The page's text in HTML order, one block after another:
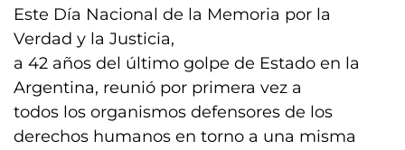
Este Día Nacional de la Memoria por la
Verdad y la Justicia,
a 42 años del último golpe de Estado en la
Argentina, reunió por primera vez a
todos los organismos defensores de los
derechos humanos en torno a una misma